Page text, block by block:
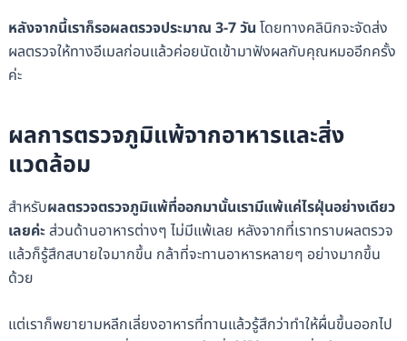
หลังจากนี้เราก็รอผลตรวจประมาณ 3-7 วัน โดยทางคลินิกจะจัดส่ง
ผลตรวจให้ทางอีเมลก่อนแล้วค่อยนัดเข้ามาฟังผลกับคุณหมออีกครั้ง
ค่ะ
ผลการตรวจภูมิแพ้จากอาหารและสิ่ง
แวดล้อม
สำหรับผลตรวจตรวจภูมิแพ้ที่ออกมานั้นเรามีแพ้แค่ไรฝุ่นอย่างเดียว
เลยค่ะ ส่วนด้านอาหารต่างๆ ไม่มีแพ้เลย หลังจากที่เราทราบผลตรวจ
แล้วก็รู้สึกสบายใจมากขึ้น กล้าที่จะทานอาหารหลายๆ อย่างมากขึ้น
ด้วย
แต่เราก็พยายามหลีกเลี่ยงอาหารที่ทานแล้วรู้สึกว่าทำให้ผื่นขึ้นออกไป